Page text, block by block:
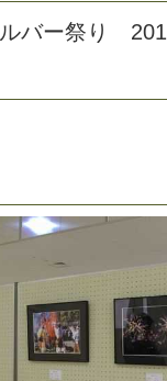
ルバー祭 り 201